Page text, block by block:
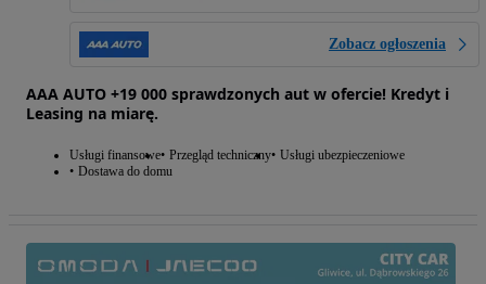
Zobacz ogłoszenia
AAA AUTO +19 000 sprawdzonych aut w ofercie! Kredyt i
Leasing na miarę.
Usługi finansowe Przegląd techniczny Usługi ubezpieczeniowe
Dostawa do domu